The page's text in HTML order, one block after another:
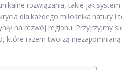
rozwiązania, takie jak
dla każdego miłośnika natury i
na rozwój regionu. Przyjrzyjmy
które razem tworzą